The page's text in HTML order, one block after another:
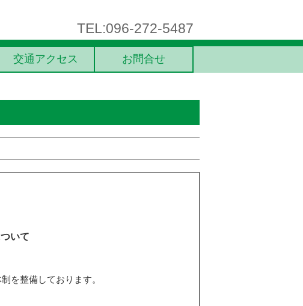
TEL:096-272-5487
交通アクセス お問合せ
いて
を整備しております。